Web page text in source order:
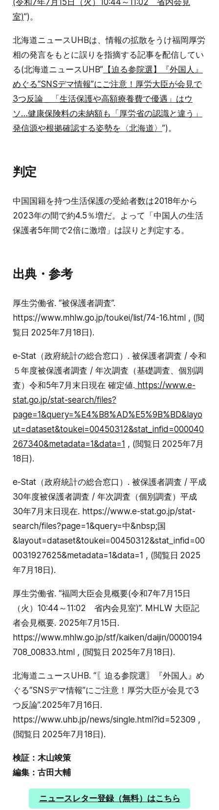
(令和7年7月15日（火）10:44～11:02 省内会見
室)”)。
北海道ニュースUHBは、情報の拡散をうけ福岡厚労
相の発言をもとに誤りを指摘する記事を配信してい
る(北海道ニュースUHB”【迫る参院選】『外国人』
めぐる“SNSデマ情報”にご注意！厚労大臣が会見で
3つ反論＿「生活保護や高額療養費で優遇」はウ
ソ…健康保険料の未納額も「厚労省の認識と違う」
発信源や根拠確認する姿勢を〈北海道〉 ”)。
判定
中国国籍を持つ生活保護の受給者数は2018年から
2023年の間で約4.5％増だ。よって「中国人の生活
保護者5年間で2倍に激増」は誤りと判定する。
出典・参考
厚生労働省. “被保護者調査”.
https://www.mhlw.go.jp/toukei/list/74-16.html , (閲
覧日 2025年7月18日).
e‑Stat（政府統計の総合窓口）. 被保護者調査 / 令和
５年度被保護者調査 / 年次調査（基礎調査、個別調
査）令和5年7月末日現在 確定値. https://www.e-
stat.go.jp/stat-search/files?
page=1&query=%E4%B8%AD%E5%9B%BD&layo
ut=dataset&toukei=00450312&stat_infid=000040
267340&metadata=1&data=1 , (閲覧日 2025年7月
18日).
e‑Stat（政府統計の総合窓口）. 被保護者調査 / 平成
30年度被保護者調査 / 年次調査（個別調査）平成
30年7月末日現在. https://www.e-stat.go.jp/stat-
search/files?page=1&query=中&nbsp;国
&layout=dataset&toukei=00450312&stat_infid=00
0031927625&metadata=1&data=1 , (閲覧日 2025
年7月18日).
厚生労働省. “福岡大臣会見概要(令和7年7月15日
（火）10:44～11:02 省内会見室)”. MHLW 大臣記
者会見概要. 2025年7月15日.
https://www.mhlw.go.jp/stf/kaiken/daijin/0000194
708_00833.html , (閲覧日 2025年7月18日).
北海道ニュースUHB. “〖迫る参院選〗『外国人』め
ぐる“SNSデマ情報”にご注意！厚労大臣が会見で3
つ反論”.2025年7月16日.
https://www.uhb.jp/news/single.html?id=52309 ,
(閲覧日 2025年7月18日).
検証：木山竣策
編集：古田大輔
ニュースレター登録（無料）はこちら